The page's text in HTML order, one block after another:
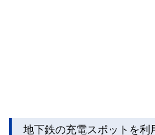
地下鉄の充電スポットを利